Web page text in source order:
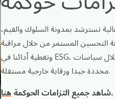
تسترشد بمدونة السلوك والقيم،
التحسين المستمر من خلال مراقبة
وتغطية أدائنا في ESG، وضمان الامتثال لجميع القوانين والمعايير الصناعية من خلال سياسات
محددة جيدا ورقابة خارجية مستقلة.
شاهد جميع التزامات الحوكمة هنا .